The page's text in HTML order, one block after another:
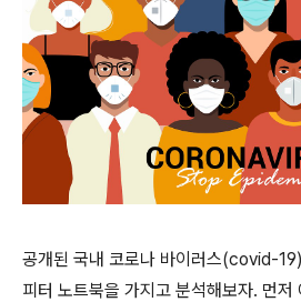
공개된 국내 코로나 바이러스(covid-
피터 노트북을 가지고 분석해보자. 먼저